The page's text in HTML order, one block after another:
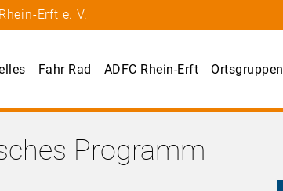
Erft e. V.
Fahr Rad ADFC Rhein-Erft Ortsgruppen
Programm